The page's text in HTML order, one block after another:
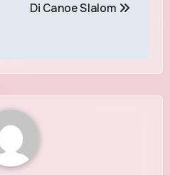
Di Canoe Slalom